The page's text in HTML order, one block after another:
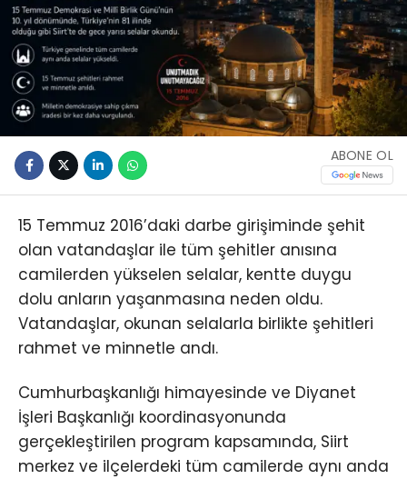
ABONE OL
15 Temmuz 2016’daki darbe girişiminde şehit
olan vatandaşlar ile tüm şehitler anısına
camilerden yükselen selalar, kentte duygu
dolu anların yaşanmasına neden oldu.
Vatandaşlar, okunan selalarla birlikte şehitleri
rahmet ve minnetle andı.
Cumhurbaşkanlığı himayesinde ve Diyanet
İşleri Başkanlığı koordinasyonunda
gerçekleştirilen program kapsamında, Siirt
merkez ve ilçelerdeki tüm camilerde aynı anda